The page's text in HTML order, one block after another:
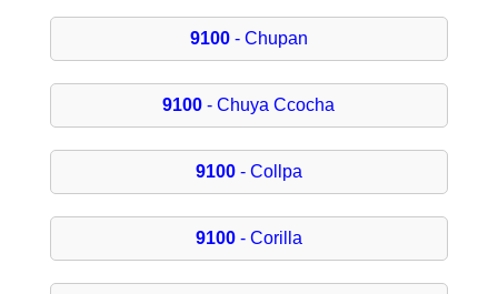
9100- Chupan
9100 - Chuya Ccocha
9100- Collpa
9100- Corilla